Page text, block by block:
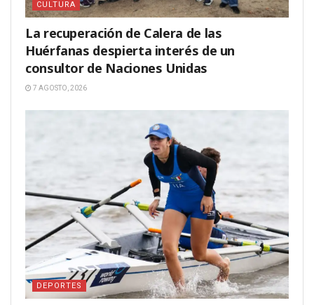
CULTURA
La recuperación de Calera de las
Huérfanas despierta interés de un
consultor de Naciones Unidas
7 AGOSTO, 2026
DEPORTES